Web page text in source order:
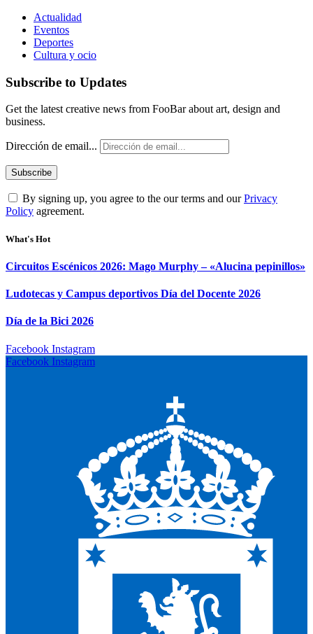
Actualidad
Eventos
Deportes
Cultura y ocio
Subscribe to Updates
Get the latest creative news from FooBar about art, design and
business.
Dirección de email...
By signing up, you agree to the our terms and ourPrivacy
Policy agreement.
What's Hot
Circuitos Escénicos 2026: Mago Murphy – «Alucina pepinillos»
Ludotecas y Campus deportivos Día del Docente 2026
Día de la Bici 2026
Facebook Instagram
Facebook Instagram